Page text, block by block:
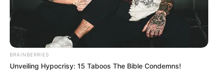
BRAINBERRIES
Unveiling Hypocrisy: 15 Taboos The Bible Condemns!